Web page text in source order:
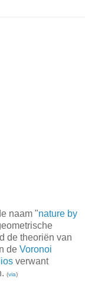
naam "nature by
de theoriën van
de Voronoi
verwant
(via)